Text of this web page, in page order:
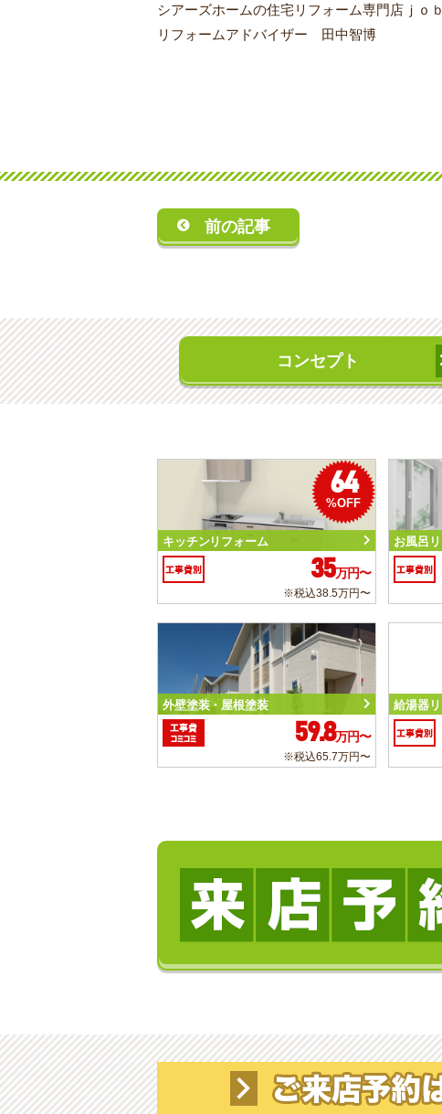
シアーズホームの住宅リフォーム専門店ｊｏ
リフォームアドバイザー 田中智博
前の記事
コンセプト
64
%OFF
キッチンリフォーム
工事費別 35万円〜
※税込38.5万円〜
お風呂
工事費別
外壁塗装・屋根塗装
工事費
コミコミ
59.8万円〜
※税込65.7万円〜
給湯器
工事費別